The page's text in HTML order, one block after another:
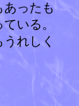
あったも
いる。
れしく